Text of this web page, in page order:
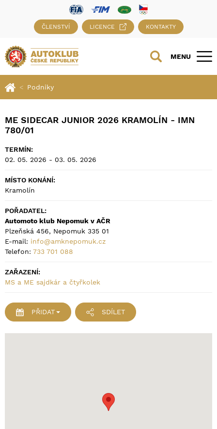
ČLENSTVÍ LICENCE KONTAKTY
MENU
Podniky
ME SIDECAR JUNIOR 2026 KRAMOLÍN - IMN
780/01
TERMÍN:
02. 05. 2026 - 03. 05. 2026
MÍSTO KONÁNÍ:
Kramolín
POŘADATEL:
Automoto klub Nepomuk v AČR
Plzeňská 456, Nepomuk 335 01
E-mail: info@amknepomuk.cz
Telefon: 733 701 088
ZAŘAZENÍ:
MS a ME sajdkár a čtyřkolek
PŘIDAT SDÍLET